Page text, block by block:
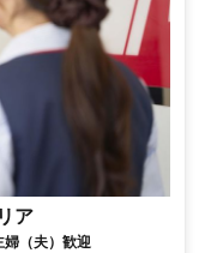
ア
婦（夫）歓迎